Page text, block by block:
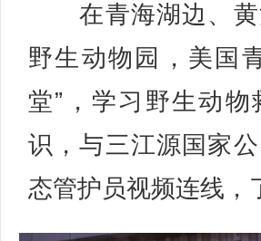
在青海湖边、黄
野生动物园，美国
堂”，学习野生动
识，与三江源国家
态管护员视频连线，